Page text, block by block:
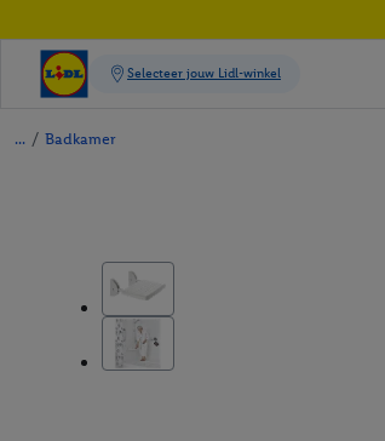
/ Badkamer